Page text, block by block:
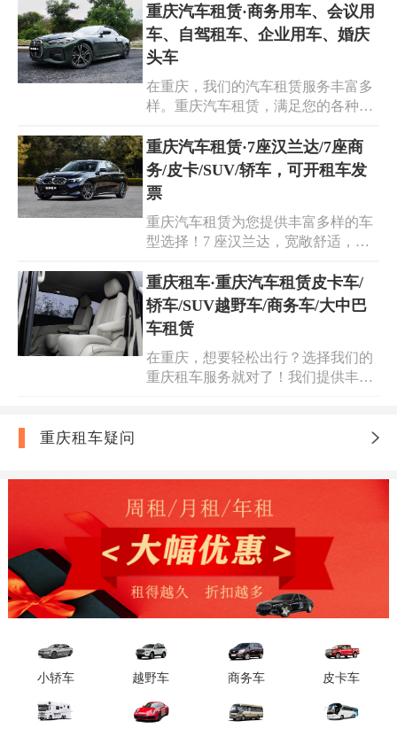
租车，开启重庆自驾游租车的精彩之
旅。预定便捷，服务周到，让您的出
行轻松无忧！
会包车接送，我们都能提供优质解决
方案。重庆汽车租赁，拥有多种车型
满足您的不同需求。选择重庆自驾游
租车，随心畅游山城美景。企业年
会、单位租车服务周到，让您无后顾
之忧。企业展会包车接送，确保准
的价格，为您打造便捷的出行体验。
重庆包车接送，一路相伴，让您的行
程更加轻松愉快。
重庆汽车租赁·商务用车、会议用
车、自驾租车、企业用车、婚庆
头车
在重庆，我们的汽车租赁服务丰富多
样。重庆汽车租赁，满足您的各种需
舒适的重庆商务用车；还是重要会
议，配备专业的重庆会议用车。想要
自由驰骋，重庆自驾租车是您的理想
选择。企业用车方面，我们有高效便
捷的解决方案。此外，婚庆头车也在
服务之列，为您的幸福时刻增添光
贴心服务。选择我们的重庆汽车租
赁，让出行更加轻松愉快。
重庆汽车租赁·7座汉兰达/7座商
务/皮卡/SUV/轿车，可开租车发
票
重庆汽车租赁为您提供丰富多样的车
型选择！7 座汉兰达，宽敞舒适，满
端大气，是商务出行的理想之选；皮
卡，强劲实用，适应多种路况；
SUV，动感越野，畅享自由驰骋；轿
车，优雅舒适，市内通行的绝佳伴
侣。我们可开具租车发票，让您的租
车流程正规无忧。无论是家庭旅行、
重庆租车·重庆汽车租赁皮卡车/
轿车/SUV越野车/商务车/大中巴
车租赁
在重庆，想要轻松出行？选择我们的
重庆租车服务就对了！我们提供丰富
劲，商务车彰显尊贵，大中巴车满足
养良好，手续简便，服务贴心。重庆
租车，让您的出行更加自由、便捷、
舒适。快来体验吧，开启您的美好旅
程！
重庆租车疑问
小轿车 越野车 商务车 皮卡车